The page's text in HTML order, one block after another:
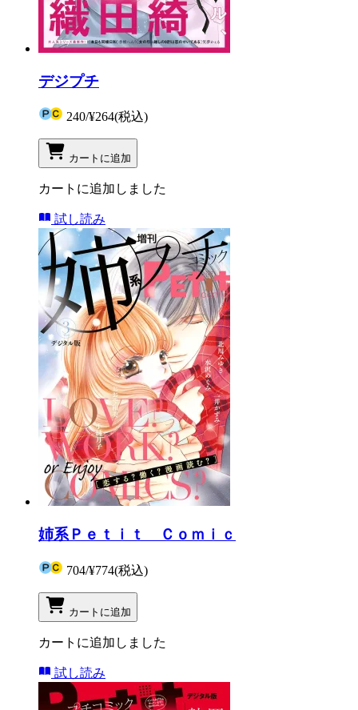
デジプチ
240/¥264(税込)
カートに追加
カートに追加しました
試し読み
姉系Ｐｅｔｉｔ Ｃｏｍｉｃ
704/¥774(税込)
カートに追加
カートに追加しました
試し読み